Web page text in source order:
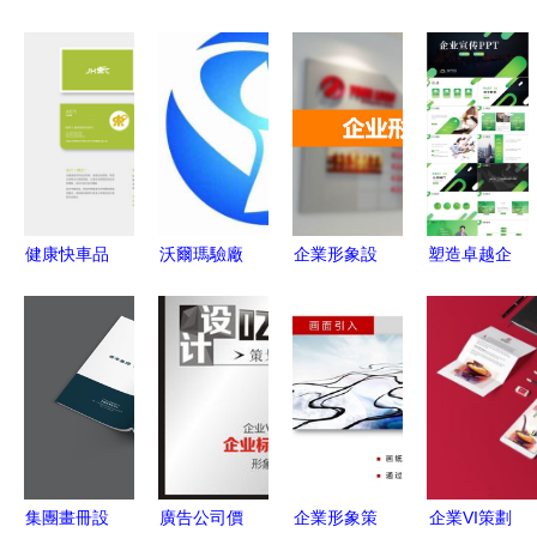
健康快車品
構建值得信
賴的企業視
覺識別系統
沃爾瑪驗廠
業合規 東
莞市創達企
的專業角色
企業形象設
形資產的戰
塑造卓越企
劃、構建與
持續優化的
戰略路徑
集團畫冊設
廣告公司價
企業形象策
企業VI策劃